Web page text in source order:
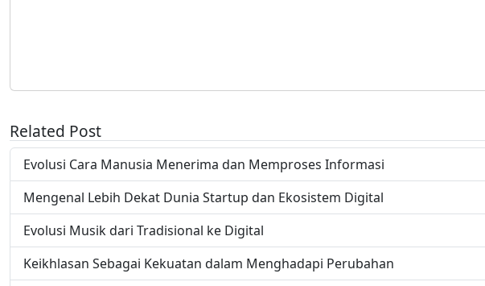
Related Post
Evolusi Cara Manusia Menerima dan Memproses Informasi
Mengenal Lebih Dekat Dunia Startup dan Ekosistem Digital
Evolusi Musik dari Tradisional ke Digital
Keikhlasan Sebagai Kekuatan dalam Menghadapi Perubahan